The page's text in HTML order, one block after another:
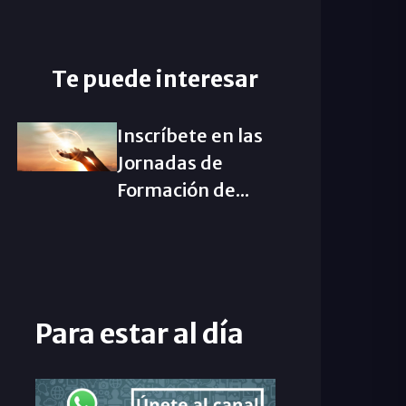
Te puede interesar
Inscríbete en las
Jornadas de
Formación de...
Para estar al día